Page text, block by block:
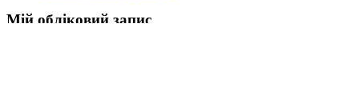
Мій обліковий запис